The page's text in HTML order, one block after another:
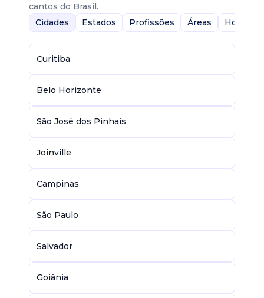
cantos do Brasil.
Cidades
Estados Profissões Áreas Home-
Curitiba
Belo Horizonte
São José dos Pinhais
Joinville
Campinas
São Paulo
Salvador
Goiânia